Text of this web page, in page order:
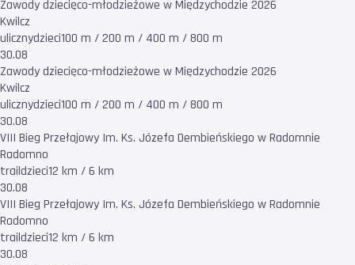
Zawody dziecięco-młodzieżowe w Międzychodzie 2026
Kwilcz
ulicznydzieci100 m / 200 m / 400 m / 800 m
30.08
Zawody dziecięco-młodzieżowe w Międzychodzie 2026
Kwilcz
ulicznydzieci100 m / 200 m / 400 m / 800 m
30.08
VIII Bieg Przełajowy Im. Ks. Józefa Dembieńskiego w Radomnie
Radomno
traildzieci12 km / 6 km
30.08
VIII Bieg Przełajowy Im. Ks. Józefa Dembieńskiego w Radomnie
Radomno
traildzieci12 km / 6 km
30.08